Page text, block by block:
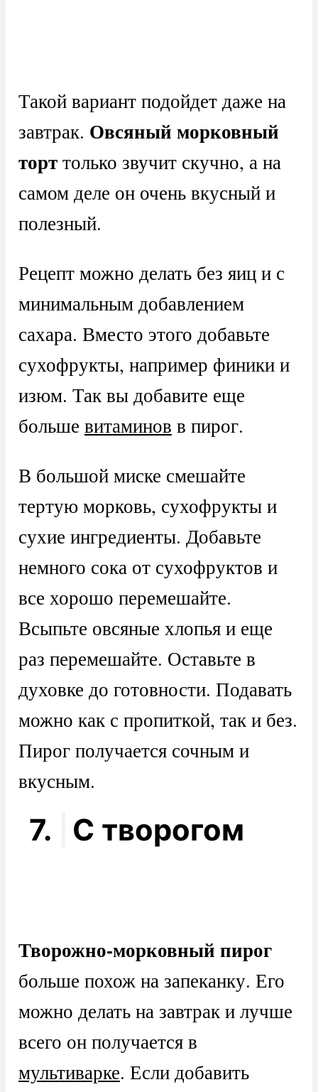
Такой вариант подойдет даже на
завтрак. Овсяный морковный
торттолько звучит скучно, а на
самом деле он очень вкусный и
полезный.
Рецепт можно делать без яиц и с
минимальным добавлением
сахара. Вместо этого добавьте
сухофрукты, например финики и
изюм. Так вы добавите еще
больше витаминов в пирог.
В большой миске смешайте
тертую морковь, сухофрукты и
сухие ингредиенты. Добавьте
немного сока от сухофруктов и
все хорошо перемешайте.
Всыпьте овсяные хлопья и еще
раз перемешайте. Оставьте в
духовке до готовности. Подавать
можно как с пропиткой, так и без.
Пирог получается сочным и
вкусным.
7. С творогом
Творожно-морковный пирог
больше похож на запеканку. Его
можно делать на завтрак и лучше
всего он получается в
мультиварке. Если добавить